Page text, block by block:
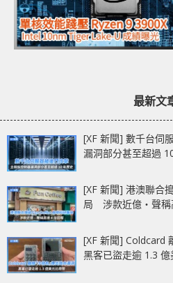
最新文
[XF 新聞] 數千台伺
漏洞部分甚至超過
[XF 新聞] 港澳聯合
局 涉款近億‧聲稱
[XF 新聞] Coldcard
黑客已盜走逾 1.3